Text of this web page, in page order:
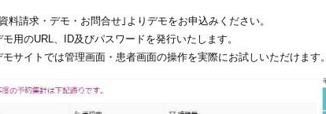
料請求・デモ・お問合せ｣よりデモをお申込みください。
モ用のURL、ID及びパスワードを発行いたします。
モサイトでは管理画面・患者画面の操作を実際にお試しいただけます。